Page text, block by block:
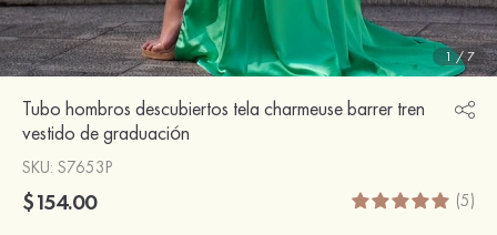
1/7
Tubo hombros descubiertos tela charmeuse barrer tren
vestido de graduación
SKU: S7653P
$154.00 (5)